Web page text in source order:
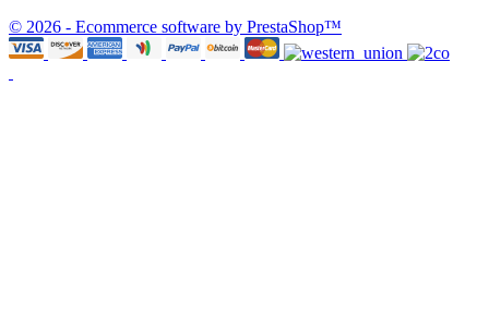
© 2026 - Ecommerce software by PrestaShop™